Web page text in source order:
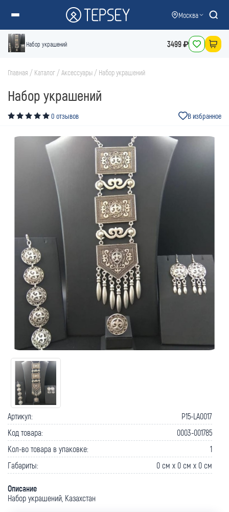
Москва
Набор украшений 3499 ₽
Главная / Каталог /Аксессуары / Набор украшений
Набор украшений
0 отзывов В избранное
Артикул:
P15-LA0017
Код товара:
0003-001785
Кол-во товара в упаковке:
1
Габариты:
0 cм x 0 cм x 0 cм
Описание
Набор украшений, Казахстан